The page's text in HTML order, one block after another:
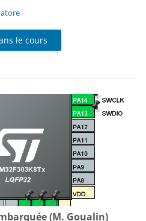
le cours
(M. Goualin)